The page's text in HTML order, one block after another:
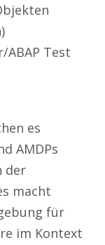
ABAP Test
es
AMDPs
der
macht
für
im Kontext